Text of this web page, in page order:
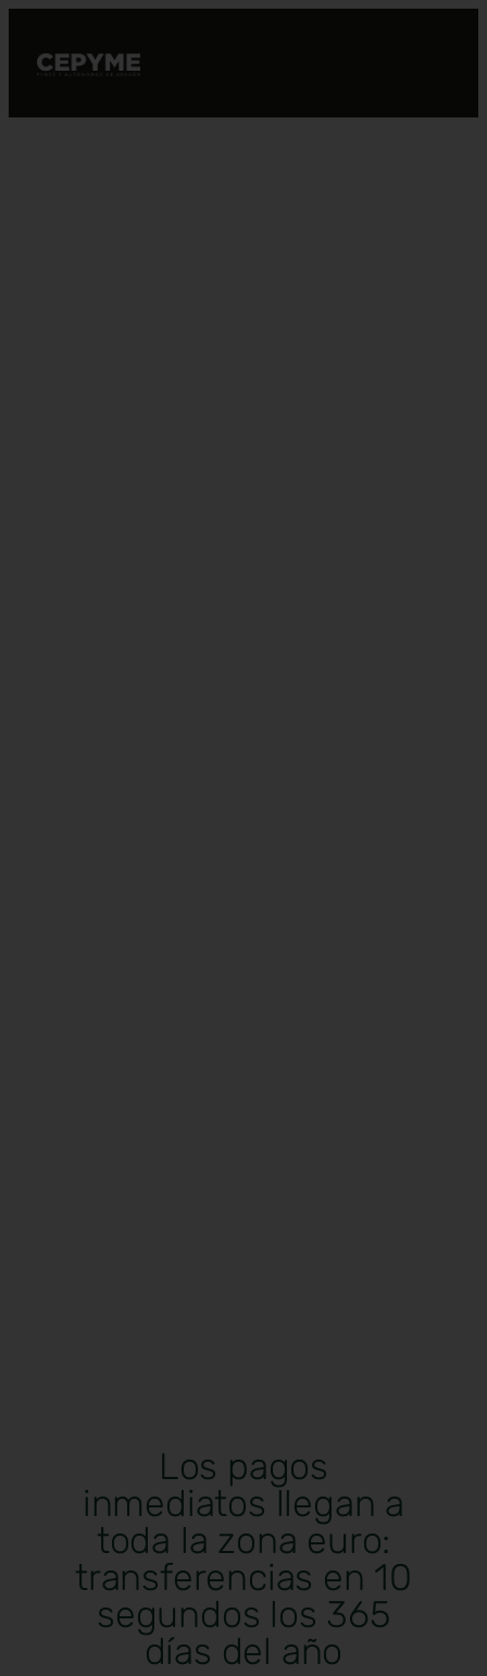
Los pagos
inmediatos llegan a
toda la zona euro:
transferencias en 10
segundos los 365
días del año